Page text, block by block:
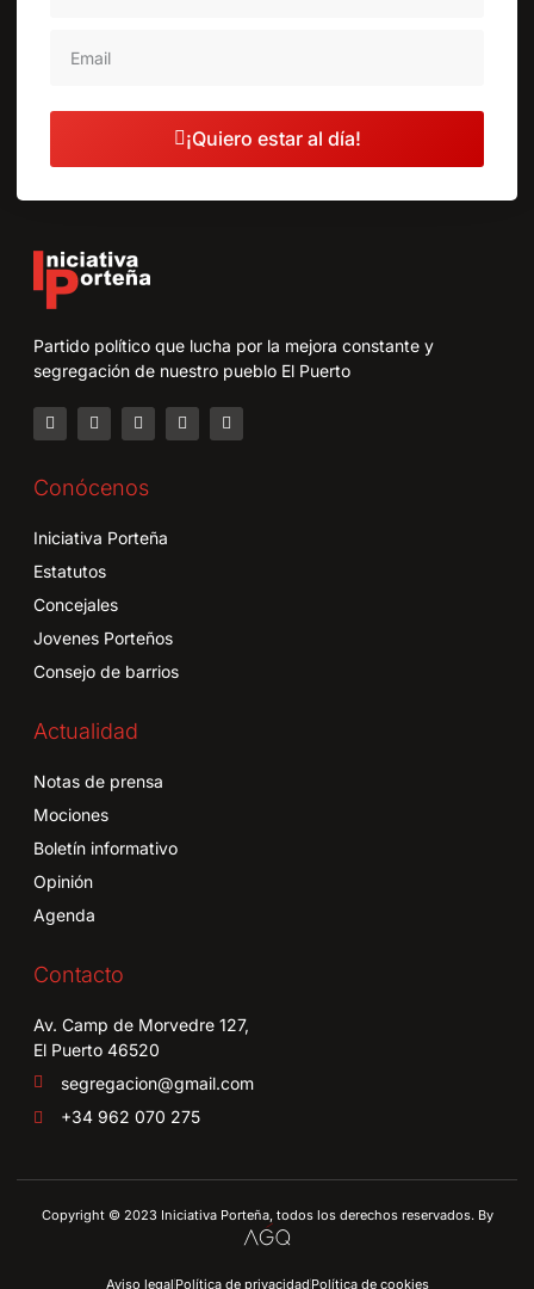
¡Quiero estar al día!
Partido político que lucha por la mejora constante y
segregación de nuestro pueblo El Puerto
Conócenos
Iniciativa Porteña
Estatutos
Concejales
Jovenes Porteños
Consejo de barrios
Actualidad
Notas de prensa
Mociones
Boletín informativo
Opinión
Agenda
Contacto
Av. Camp de Morvedre 127,
El Puerto 46520
segregacion@gmail.com
+34 962 070 275
Copyright © 2023 Iniciativa Porteña, todos los derechos reservados. By
Aviso legalPolítica de privacidadPolítica de cookies